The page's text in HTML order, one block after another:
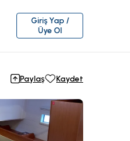
Giriş Yap /
Üye Ol
Paylaş Kaydet